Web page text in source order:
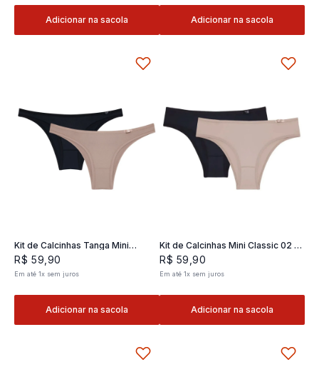
Adicionar na sacola Adicionar na sacola
Kit de Calcinhas Tanga Mini
Classic 02- 2 und
R$ 59 90
Em até1x sem juros
Adicionar na sacola
Kit de Calcinhas Mini Classic 02 -
2 und
R$ 59 ,90
Em até 1x sem juros
Adicionar na sacola